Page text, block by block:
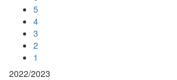
5
4
3
2
1
2022/2023